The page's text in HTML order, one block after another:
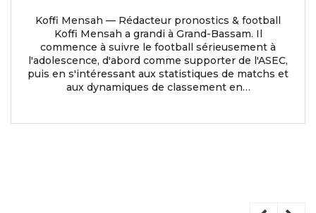
Koffi Mensah — Rédacteur pronostics & football
Koffi Mensah a grandi à Grand-Bassam. Il
commence à suivre le football sérieusement à
l'adolescence, d'abord comme supporter de l'ASEC,
puis en s'intéressant aux statistiques de matchs et
aux dynamiques de classement en…